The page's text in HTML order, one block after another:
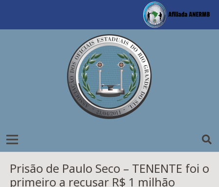
Prisão de Paulo Seco – TENENTE foi o
primeiro a recusar R$ 1 milhão